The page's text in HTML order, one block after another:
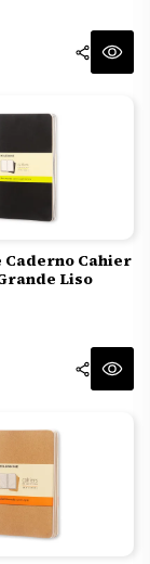
Cahier
Liso